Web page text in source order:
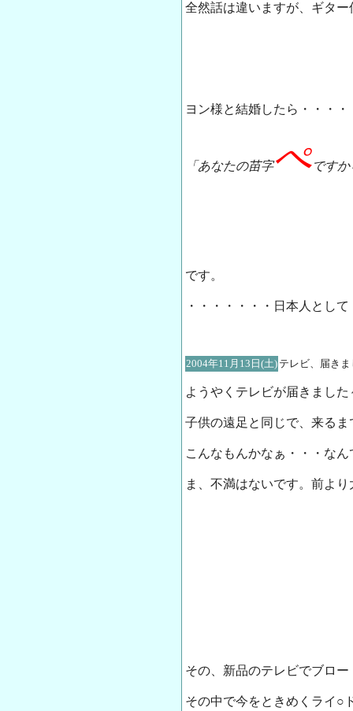
全然話は違いますが、ギタ
ヨン様と結婚したら・・・・
「あなたの苗字ぺです
です。
・・・・・・・日本人とし
2004年11月13日(土) テレビ、届き
ようやくテレビが届きました
子供の遠足と同じで、来る
こんなもんかなぁ・・・な
ま、不満はないです。前よ
その、新品のテレビでブロ
その中で今をときめくライ○